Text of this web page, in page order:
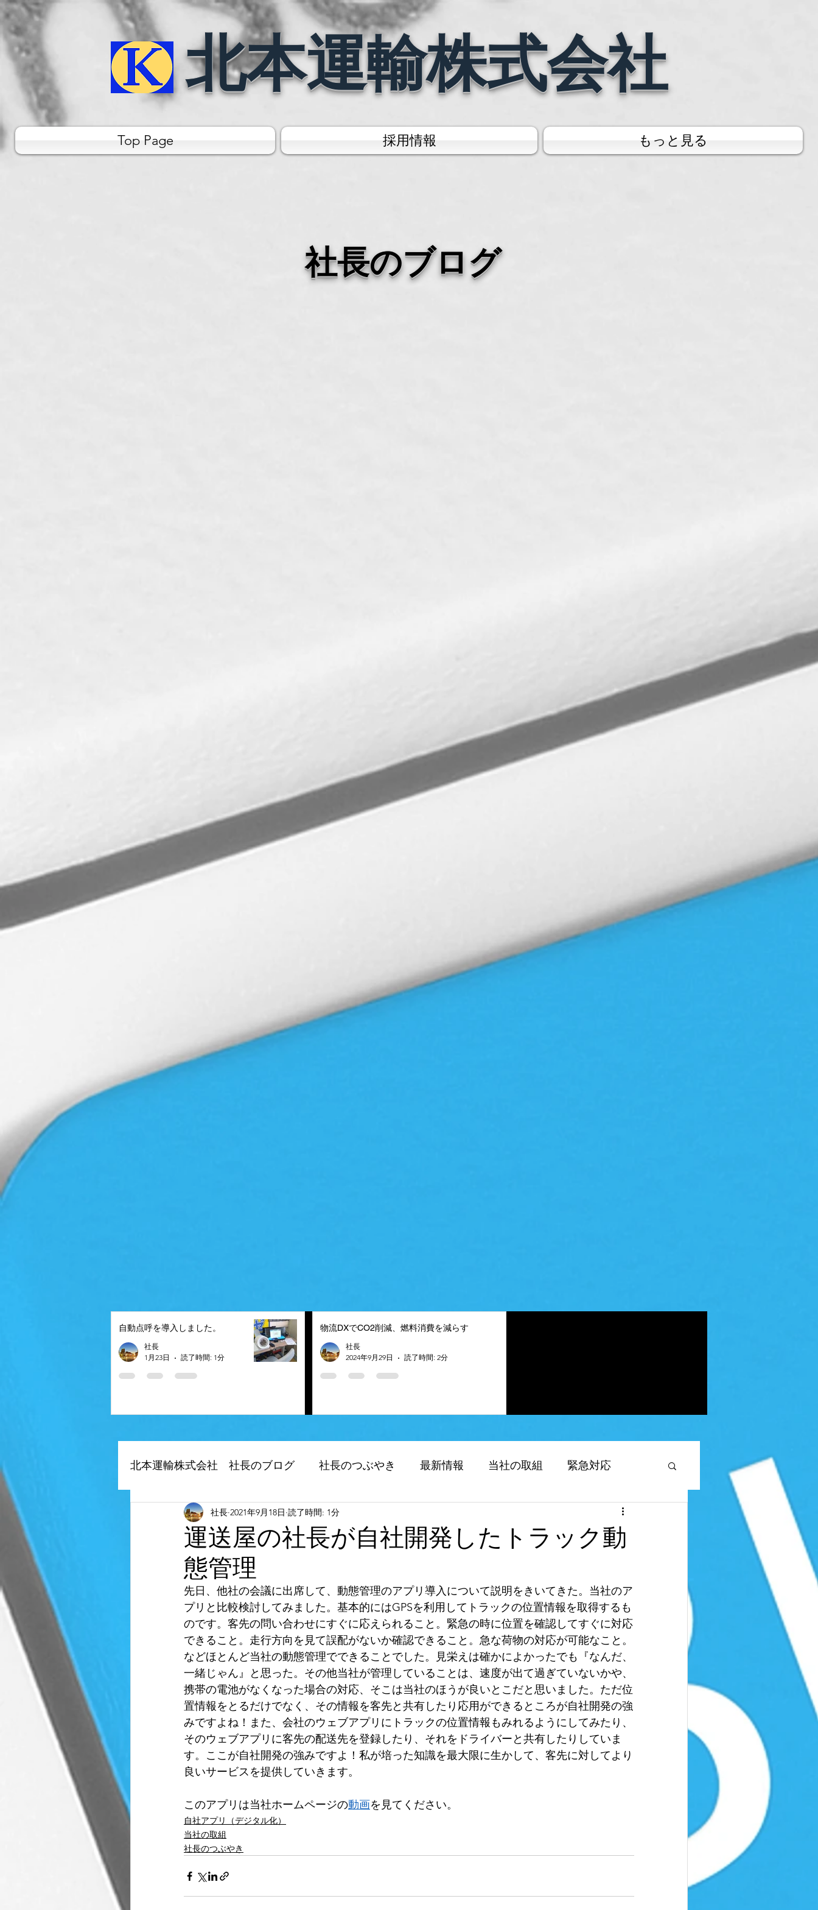
北本運輸株式会社
Top Page 採用情報 もっと見る
社長のブログ
自動点呼を導入しました。
社長
1月23日
読了時間: 1分
物流DXでCO2削減、燃料消費を減らす
社長
2024年9月29日
読了時間: 2分
北本運輸株式会社 社長のブログ 社長のつぶやき 最新情報 当社の取組 緊急対応
自社アプリ（デジタル化） 求人応募
当社のデジタルトランスフォーメーション（DX)
空車を削減、荷物募集 無題のカテゴリー 重たいものをクレーンで移動したい appsheet
物流DX 事故防止 ノーコードアプリ 生成AI
運送屋の社長が自社開発したトラック動
態管理
社長 2021年9月18日 読了時間: 1分
先日、他社の会議に出席して、動態管理のアプリ導入について説明をきいてきた。当社のア
プリと比較検討してみました。基本的にはGPSを利用してトラックの位置情報を取得するも
のです。客先の問い合わせにすぐに応えられること。緊急の時に位置を確認してすぐに対応
できること。走行方向を見て誤配がないか確認できること。急な荷物の対応が可能なこと。
などほとんど当社の動態管理でできることでした。見栄えは確かによかったでも『なんだ、
一緒じゃん』と思った。その他当社が管理していることは、速度が出て過ぎていないかや、
携帯の電池がなくなった場合の対応、そこは当社のほうが良いとこだと思いました。ただ位
置情報をとるだけでなく、その情報を客先と共有したり応用ができるところが自社開発の強
みですよね！また、会社のウェブアプリにトラックの位置情報もみれるようにしてみたり、
そのウェブアプリに客先の配送先を登録したり、それをドライバーと共有したりしていま
す。ここが自社開発の強みですよ！私が培った知識を最大限に生かして、客先に対してより
良いサービスを提供していきます。
このアプリは当社ホームページの動画を見てください。
自社アプリ（デジタル化）
当社の取組
社長のつぶやき